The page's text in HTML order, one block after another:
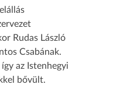
Rudas László
Csabának.
az Istenhegyi
bővült.